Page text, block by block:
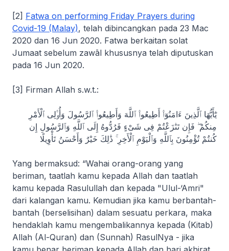
[2] Fatwa on performing Friday Prayers during
Covid-19 (Malay), telah dibincangkan pada 23 Mac
2020 dan 16 Jun 2020. Fatwa berkaitan solat
Jumaat sebelum zawāl khususnya telah diputuskan
pada 16 Jun 2020.
[3] Firman Allah s.w.t.:
يَٰٓأَيُّهَا ٱلَّذِينَ ءَامَنُوٓا۟ أَطِيعُوا۟ ٱللَّهَ وَأَطِيعُوا۟ ٱلرَّسُولَ وَأُو۟لِى ٱلْأَمْرِ
مِنكُمْ ۖ فَإِن تَنَٰزَعْتُمْ فِى شَىْءٍ فَرُدُّوهُ إِلَى ٱللَّهِ وَٱلرَّسُولِ إِن
كُنتُمْ تُؤْمِنُونَ بِٱللَّهِ وَٱلْيَوْمِ ٱلْأَخِرِ ۚ ذَٰلِكَ خَيْرٌ وَأَحْسَنُ تَأْوِيلًا
Yang bermaksud: “Wahai orang-orang yang
beriman, taatlah kamu kepada Allah dan taatlah
kamu kepada Rasulullah dan kepada "Ulul-‘Amri"
dari kalangan kamu. Kemudian jika kamu berbantah-
bantah (berselisihan) dalam sesuatu perkara, maka
hendaklah kamu mengembalikannya kepada (Kitab)
Allah (Al-Quran) dan (Sunnah) RasulNya - jika